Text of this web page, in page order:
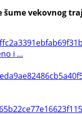
vekovnog
i ...